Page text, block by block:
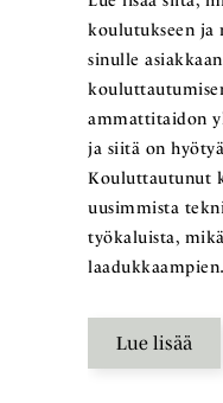
koulutukseen ja
sinulle
ammattitaidon
ja siitä on
Kouluttautunut
uusimmista
työkaluista,
Lue lisää